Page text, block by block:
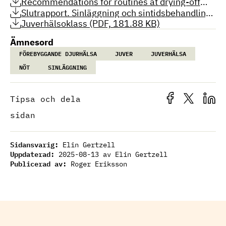
and the dry period for dairy cows (PDF, 283.39
KB)
Slutrapport. Sinläggning och sintidsbehandling
av mjölkkor (PDF, 1.19 MB)
Juverhälsoklass (PDF, 181.88 KB)
Ämnesord
FÖREBYGGANDE DJURHÄLSA JUVER
JUVERHÄLSA
NÖT
SINLÄGGNING
Tipsa och dela
sidan
Sidansvarig: Elin Gertzell
Uppdaterad: 2025-08-13 av Elin Gertzell
Publicerad av: Roger Eriksson